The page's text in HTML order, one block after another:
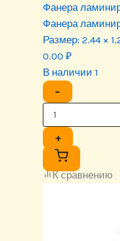
Фанера
Фанера
Размер: 2.44 ×
0.00 ₽
В наличии 1
−
+
К сравнению